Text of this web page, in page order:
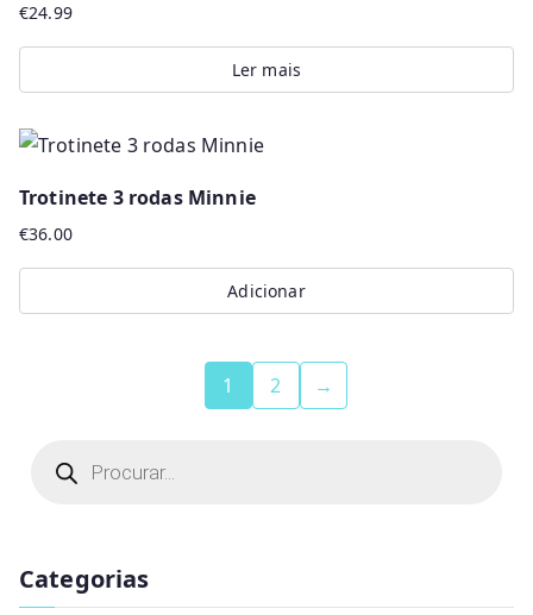
€24.99
Ler mais
Trotinete 3 rodas Minnie
€36.00
Adicionar
1 2 →
s
s
Categorias